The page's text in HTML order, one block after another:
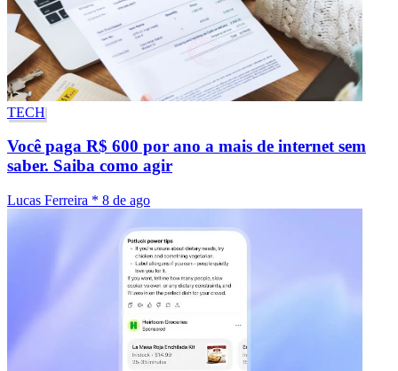
TECH
Você paga R$ 600 por ano a mais de internet sem
saber. Saiba como agir
Lucas Ferreira * 8 de ago